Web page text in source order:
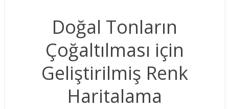
Doğal Tonların
Çoğaltılması için
Geliştirilmiş Renk
Haritalama